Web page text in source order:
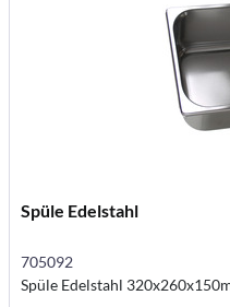
Spüle Edelstahl
705092
Spüle Edelstahl